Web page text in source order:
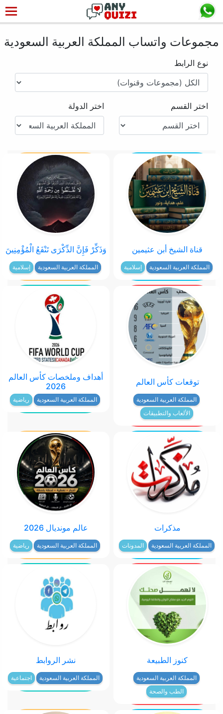
مجموعات واتساب المملكة العربية السعودية
نوع الرابط
اختر القسم اختر الدولة
قناة الشيخ أبن عثيمين
المملكة العربية السعودية إسلامية
وَذَكِّرْ فَإِنَّ الذِّكْرَى تَنْفَعُ الْمُؤْمِنِينَ
المملكة العربية السعودية إسلامية
توقعات كأس العالم
المملكة العربية السعودية
الألعاب والتطبيقات
أهداف وملخصات كأس العالم
2026
المملكة العربية السعودية رياضية
مذكرات
المملكة العربية السعودية المدونات
عالم مونديال 2026
المملكة العربية السعودية رياضية
كنوز الطبيعة
المملكة العربية السعودية
الطب والصحة
نشر الروابط
المملكة العربية السعودية اجتماعية